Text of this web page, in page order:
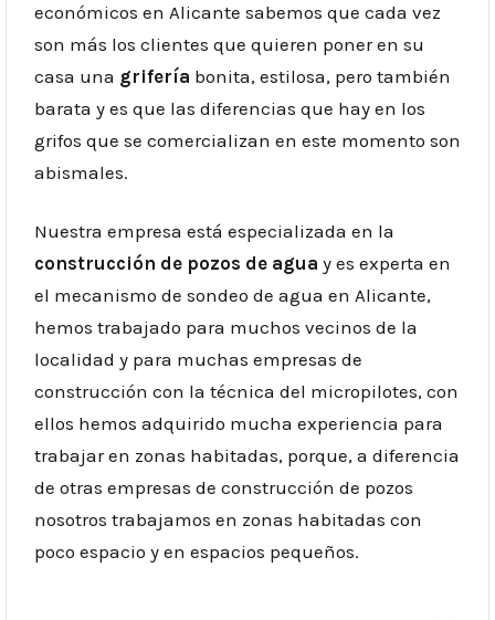
económicos en Alicante sabemos que cada vez
son más los clientes que quieren poner en su
casa una grifería bonita, estilosa, pero también
barata y es que las diferencias que hay en los
grifos que se comercializan en este momento son
abismales.
Nuestra empresa está especializada en la
construcción de pozos de agua y es experta en
el mecanismo de sondeo de agua en Alicante,
hemos trabajado para muchos vecinos de la
localidad y para muchas empresas de
construcción con la técnica del micropilotes, con
ellos hemos adquirido mucha experiencia para
trabajar en zonas habitadas, porque, a diferencia
de otras empresas de construcción de pozos
nosotros trabajamos en zonas habitadas con
poco espacio y en espacios pequeños.